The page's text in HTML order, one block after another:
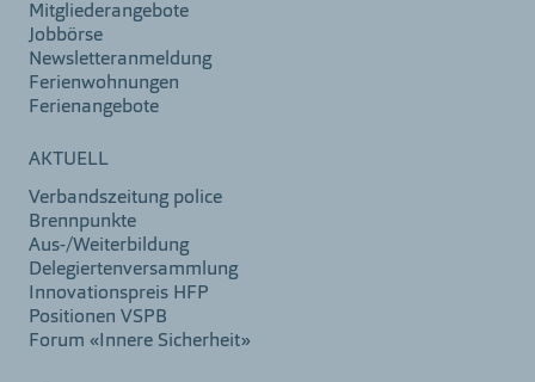
Mitgliederangebote
Jobbörse
Newsletteranmeldung
Ferienwohnungen
Ferienangebote
AKTUELL
Verbandszeitung police
Brennpunkte
Aus-/Weiterbildung
Delegiertenversammlung
Innovationspreis HFP
Positionen VSPB
Forum «Innere Sicherheit»